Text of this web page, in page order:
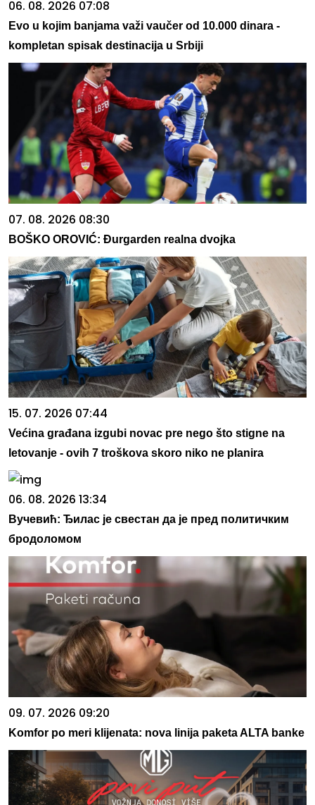
06. 08. 2026 07:08
Evo u kojim banjama važi vaučer od 10.000 dinara -
kompletan spisak destinacija u Srbiji
07. 08. 2026 08:30
BOŠKO OROVIĆ: Đurgarden realna dvojka
15. 07. 2026 07:44
Većina građana izgubi novac pre nego što stigne na
letovanje - ovih 7 troškova skoro niko ne planira
06. 08. 2026 13:34
Вучевић: Ђилас је свестан да је пред политичким
бродоломом
09. 07. 2026 09:20
Komfor po meri klijenata: nova linija paketa ALTA banke